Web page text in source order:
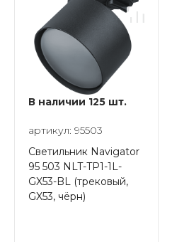
В наличии 125 шт.
артикул: 95503
Светильник Navigator
95 503 NLT-TP1-1L-
GX53-BL (трековый,
GX53, чёрн)